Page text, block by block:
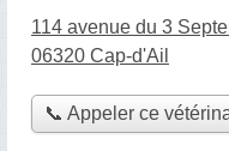
114 avenue du 3
06320 Cap-d'Ail
📞 Appeler ce